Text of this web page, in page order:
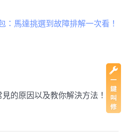
：馬達挑選到故障排解一次看！
的原因以及教你解決方法！